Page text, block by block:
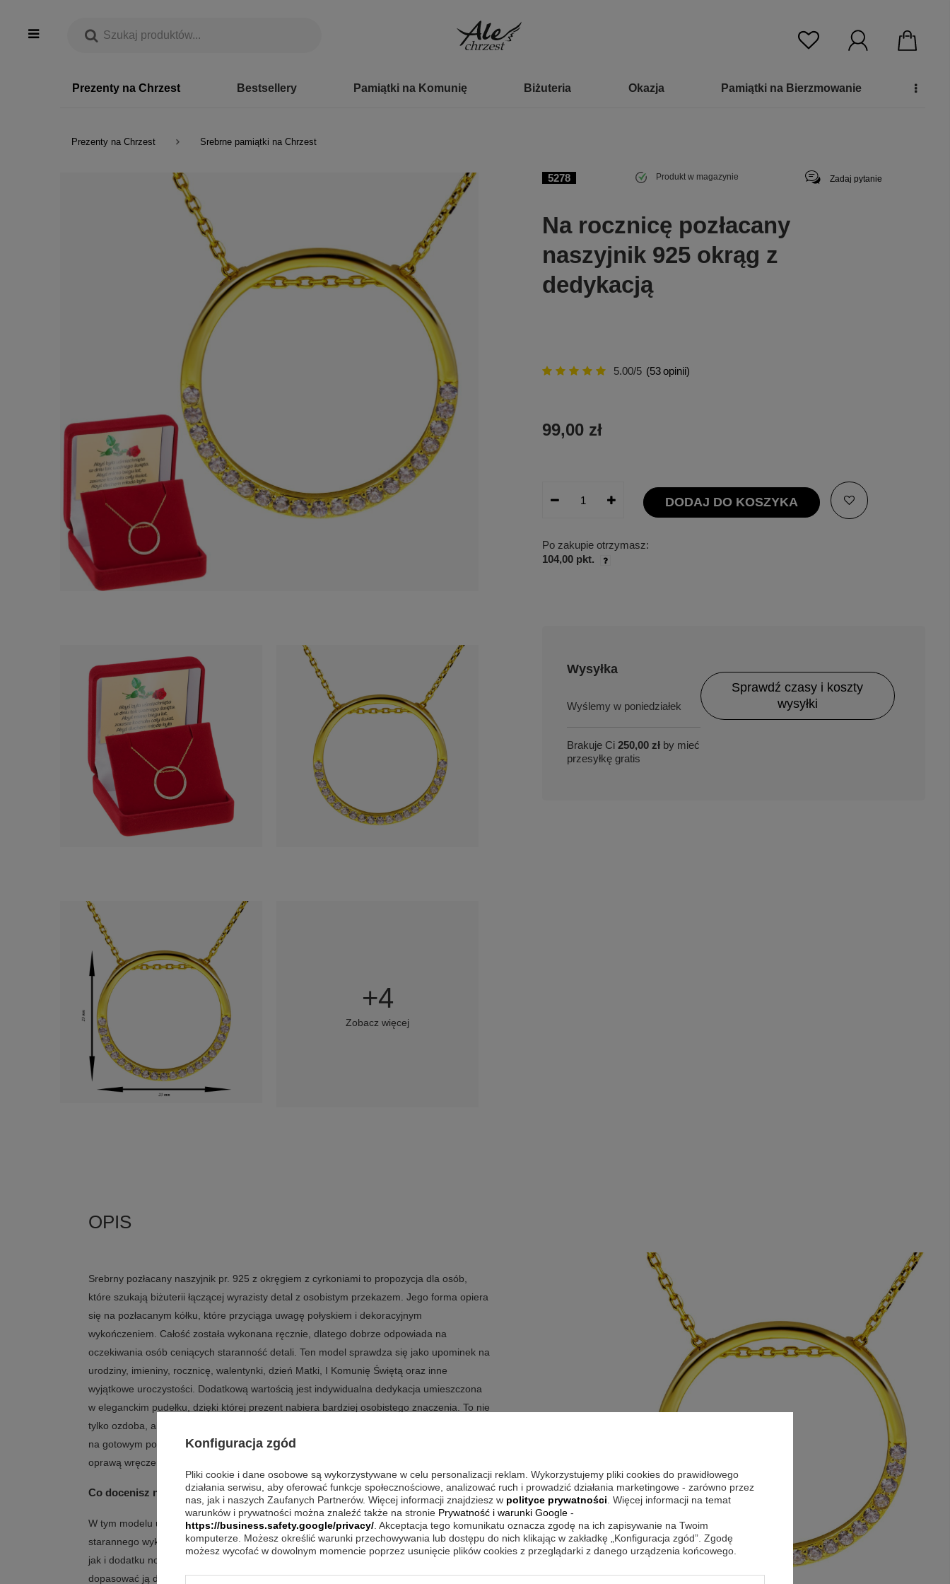
Prezenty na Chrzest Bestsellery Pamiątki na Komunię Biżuteria Okazja Pamiątki na Bierzmowanie
Prezenty na Chrzest Srebrne pamiątki na Chrzest
+4
Zobacz więcej
5278 Produkt w magazynie Zadaj pytanie
Na rocznicę pozłacany
naszyjnik 925 okrąg z
dedykacją
5.00/5 (53opinii)
99,00 zł
DODAJ DO KOSZYKA
Po zakupie otrzymasz:
104,00 pkt.
Wysyłka
w poniedziałek
Brakuje Ci 250,00 zł by mieć
przesyłkę gratis
Sprawdź czasy i koszty
wysyłki
Srebrny pozłacany naszyjnik pr. 925 z okręgiem z cyrkoniami to propozycja dla osób,
które szukają biżuterii łączącej wyrazisty detal z osobistym przekazem. Jego forma opiera
się na pozłacanym kółku, które przyciąga uwagę połyskiem i dekoracyjnym
wykończeniem. Całość została wykonana ręcznie, dlatego dobrze odpowiada na
oczekiwania osób ceniących staranność detali. Ten model sprawdza się jako upominek na
urodziny, imieniny, rocznicę, walentynki, dzień Matki, I Komunię Świętą oraz inne
wyjątkowe uroczystości. Dodatkową wartością jest indywidualna dedykacja umieszczona
w eleganckim pudełku, dzięki której prezent nabiera bardziej osobistego znaczenia. To nie
tylko ozdoba, ale też pamiątkowy drobiazg, do którego chętnie się wraca. Jeśli zależy Ci
na gotowym pomyśle na prezent, ten naszyjnik łączy efektowny wygląd z dopracowaną
oprawą wręczenia.
Co docenisz na co dzień?
W tym modelu uwagę zwraca połączenie pozłacanego wykończenia z cyrkoniami oraz
starannego wykonania. To biżuteria, która dobrze odnajduje się zarówno w roli prezentu,
jak i dodatku noszonego przy różnych okazjach. Dzięki regulowanej długości łatwiej
dopasować ją do własnych preferencji, a wysoki połysk podkreśla dekoracyjny charakter
Konfiguracja zgód
Pliki cookie i dane osobowe są wykorzystywane w celu personalizacji reklam. Wykorzystujemy pliki cookies do prawidłowego
działania serwisu, aby oferować funkcje społecznościowe, analizować ruch i prowadzić działania marketingowe - zarówno przez
nas, jak i naszych Zaufanych Partnerów. Więcej informacji znajdziesz w polityce prywatności . Więcej informacji na temat
warunków i prywatności można znaleźć także na stronie Prywatność i warunki Google -
https://business.safety.google/privacy/ . Akceptacja tego komunikatu oznacza zgodę na ich zapisywanie na Twoim
komputerze. Możesz określić warunki przechowywania lub dostępu do nich klikając w zakładkę „Konfiguracja zgód”. Zgodę
możesz wycofać w dowolnym momencie poprzez usunięcie plików cookies z przeglądarki z danego urządzenia końcowego.